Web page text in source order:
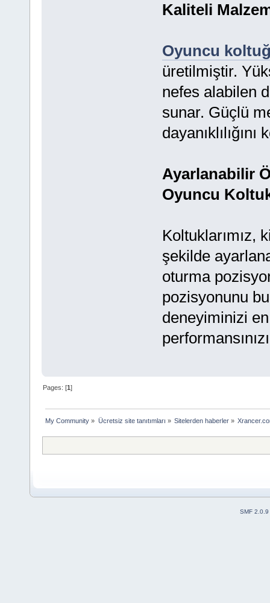
Kaliteli
Oyuncu
üretilmiştir.
nefes alabilen
sunar. Güçlü
Ayarlanabilir
Oyuncu
Koltuklarımız,
şekilde
oturma
pozisyonunu
deneyiminizi
Pages: [1]
My Community » Ücretsiz site tanıtımları » Sitelerden haberler»
SMF 2.0.9